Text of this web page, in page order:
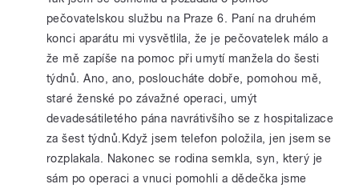
pečovatelskou službu na Praze 6. Paní na druhém
konci aparátu mi vysvětlila, že je pečovatelek málo a
že mě zapíše na pomoc při umytí manžela do šesti
týdnů. Ano, ano, posloucháte dobře, pomohou mě,
staré ženské po závažné operaci, umýt
devadesátiletého pána navrátivšího se z hospitalizace
za šest týdnů.Když jsem telefon položila, jen jsem se
rozplakala. Nakonec se rodina semkla, syn, který je
sám po operaci a vnuci pomohli a dědečka jsme